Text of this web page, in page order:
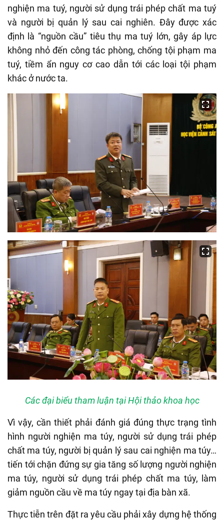
nghiện ma tuý, người sử dụng trái phép chất ma tuý
và người bị quản lý sau cai nghiên. Đây được xác
định là “nguồn cầu” tiêu thụ ma tuý lớn, gây áp lực
không nhỏ đến công tác phòng, chống tội phạm ma
tuý, tiềm ẩn nguy cơ cao dẫn tới các loại tội phạm
khác ở nước ta.
Các đại biểu tham luận tại Hội thảo khoa học
Vì vậy, cần thiết phải đánh giá đúng thực trạng tình
hình người nghiện ma túy, người sử dụng trái phép
chất ma túy, người bị quản lý sau cai nghiện ma túy…
tiến tới chặn đứng sự gia tăng số lượng người nghiện
ma túy, người sử dụng trái phép chất ma túy, làm
giảm nguồn cầu về ma túy ngay tại địa bàn xã.
Thực tiễn trên đặt ra yêu cầu phải xây dựng hệ thống